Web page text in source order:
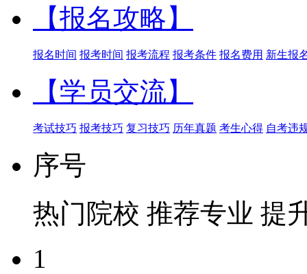
【报名攻略】
报名时间 报考时间 报考流程 报考条件 报名费用 新生报
【学员交流】
考试技巧 报考技巧 复习技巧 历年真题 考生心得 自考违
序号
热门院校 推荐专业 提
1